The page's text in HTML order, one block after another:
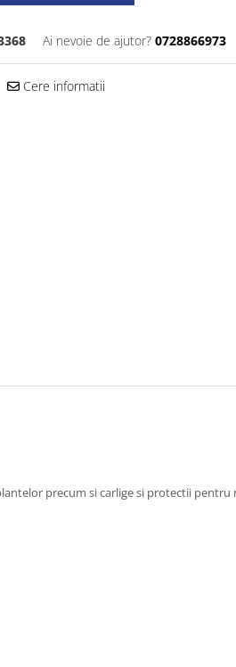
Ai nevoie de ajutor? 0728866973
Cere informatii
precum si carlige si protectii